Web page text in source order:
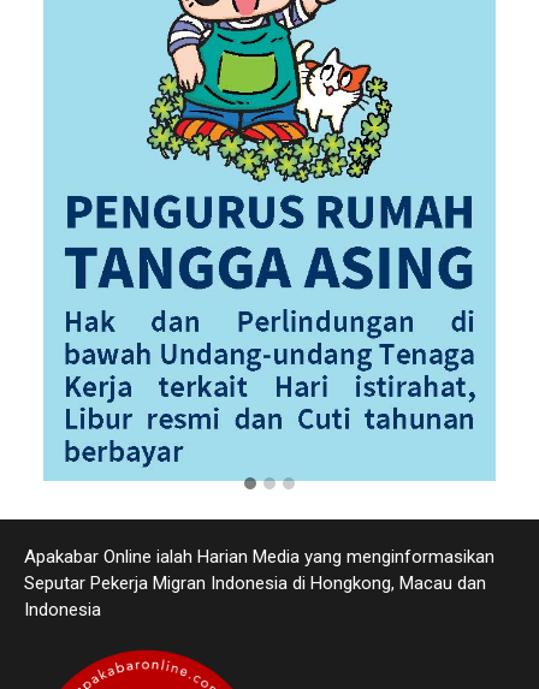
Apakabar Online ialah Harian Media yang menginformasikan
Seputar Pekerja Migran Indonesia di Hongkong, Macau dan
Indonesia